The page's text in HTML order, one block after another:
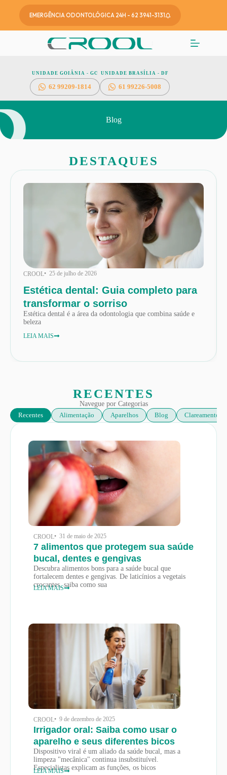
EMERGÊNCIA ODONTOLÓGICA 24H - 62 3941-3131
UNIDADE GOIÂNIA - GO
6299209-1814
UNIDADE BRASÍLIA - DF
61 99226-5008
Blog
DESTAQUES
CROOL• 25 de julho de 2026
Estética dental: Guia completo para
transformar o sorriso
Estética dental é a área da odontologia que combina saúde e
beleza
LEIA MAIS
RECENTES
Navegue por Categorias
Alimentação
Aparelhos Blog Clareamento
Recentes
CROOL• 31 de maio de 2025
7 alimentos que protegem sua saúde
bucal, dentes e gengivas
Descubra alimentos bons para a saúde bucal que
fortalecem dentes e gengivas. De laticínios a vegetais
crocantes, saiba como sua
LEIA MAIS
CROOL• 9 de dezembro de 2025
Irrigador oral: Saiba como usar o
aparelho e seus diferentes bicos
Dispositivo viral é um aliado da saúde bucal, mas a
limpeza "mecânica" continua insubstituível.
Especialistas explicam as funções, os bicos
LEIA MAIS